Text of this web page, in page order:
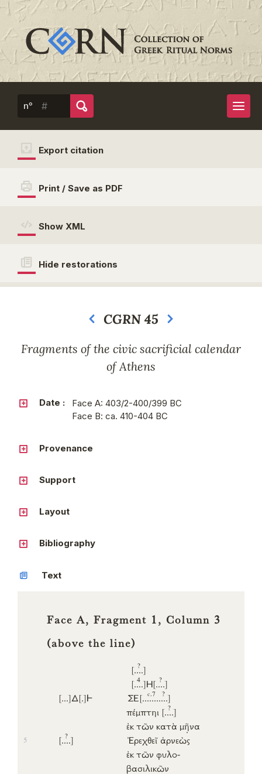
n°
Export citation
Print / Save as PDF
Show XML
Hide restorations
CGRN 45
Fragments of the civic sacrificial calendar
of Athens
Date :
Face A: 403/2-400/399 BC
Face B: ca. 410-404 BC
Provenance
Support
Layout
Bibliography
Text
Face A, Fragment 1, Column 3
(above the line)
[..
?
..]
[..
4
..] Η [..
?
..]
[...] Δ [.] 𐅂 ΣΕ [....
c.7
... ..
?
..]
πέμπτηι [..
?
..]
ἐκ τῶν κατὰ μῆ να
5 [..
?
..] Ἐρεχθεῖ ἀρνεὼς
ἐκ τῶν φυλο-
βασιλικῶν